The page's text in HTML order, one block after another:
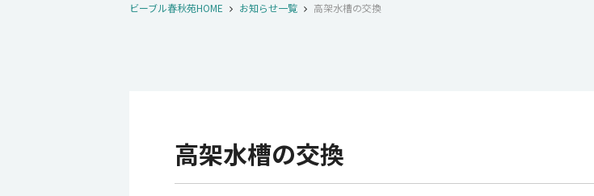
ビーブル春秋苑HOME お知らせ一覧 高架水槽の交換
高架水槽の交換